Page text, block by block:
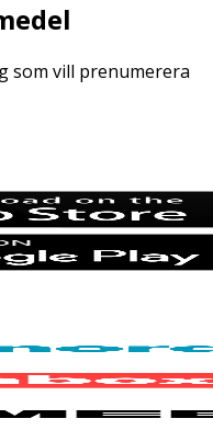
som vill prenumerera